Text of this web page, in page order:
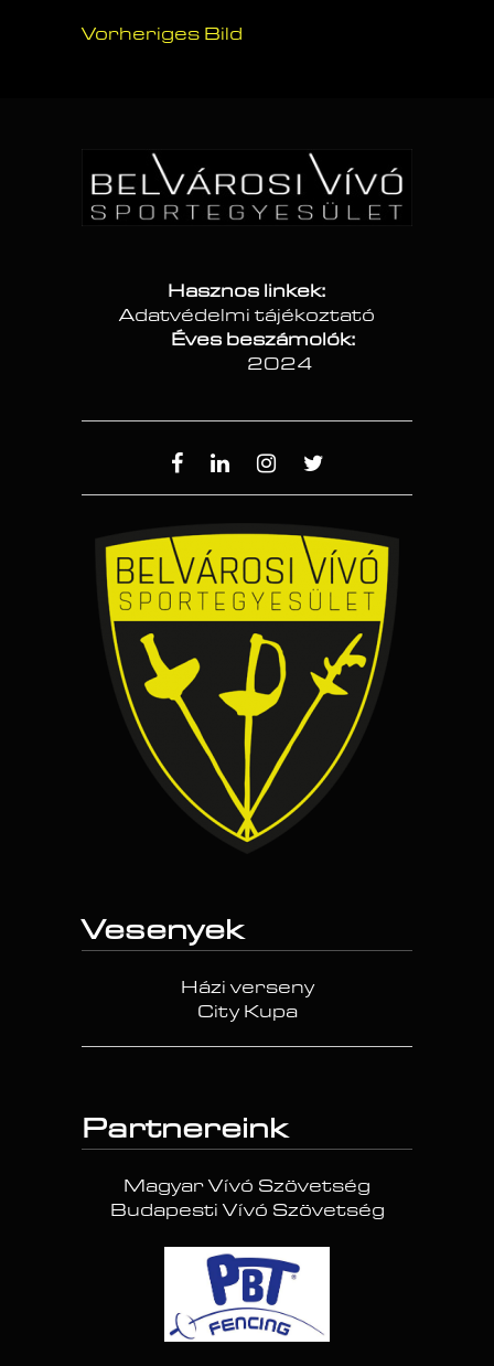
Vorheriges Bild
Hasznos linkek:
Adatvédelmi tájékoztató
Éves beszámolók:
2024
Vesenyek
Házi verseny
City Kupa
Partnereink
Magyar Vívó Szövetség
Budapesti Vívó Szövetség